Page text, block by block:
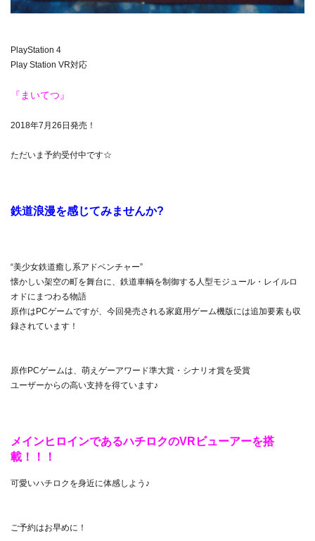
PlayStation 4
Play Station VR対応
『まいてつ』
2018年7月26日発売！
ただいま予約受付中です☆
鉄道浪漫を感じてみませんか?
“美少女鉄道癒し系アドベンチャー”
懐かしい架空の町を舞台に、鉄道車輌を制御する人型モジュール・レイルロ
オドにまつわる物語
原作はPCゲームですが、今回発売される家庭用ゲーム機版には追加要素も収
録されています！
原作PCゲームは、萌えゲーアワード準大賞・シナリオ賞を受賞
ユーザーからの高い支持を得ています♪
メインヒロインであるハチロクのVRビューアーを搭
載！！！
可愛いハチロクを身近に体感しよう♪
ご予約はお早めに！